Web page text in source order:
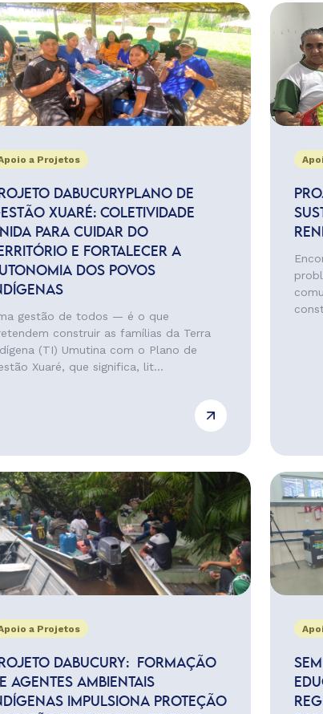
a Projetos
DABUCURYPLANO DE
XUARÉ: COLETIVIDADE
PARA CUIDAR DO
E FORTALECER A
DOS POVOS
gestão de todos — é o que
construir as famílias da Terra
(TI) Umutina com o Plano de
Xuaré, que significa, lit...
a Projetos
DABUCURY: FORMAÇÃO
AGENTES AMBIENTAIS
IMPULSIONA PROTEÇÃO